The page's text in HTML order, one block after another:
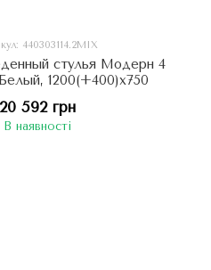
440303114.2MIX
стулья Модерн 4
1200(+400)х750
20 592 грн
В наявності